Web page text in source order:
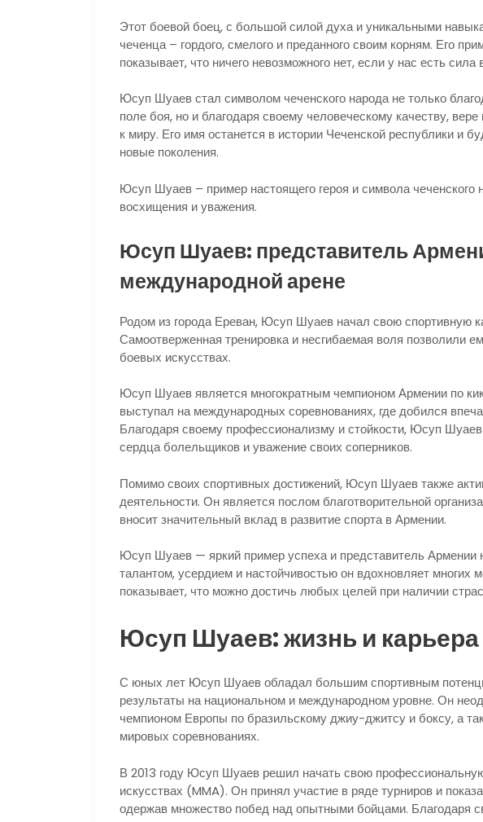
Этот боевой боец, с большой силой духа и уникальными
чеченца – гордого, смелого и преданного своим корням. Его
показывает, что ничего невозможного нет, если у нас есть сила
Юсуп Шуаев стал символом чеченского народа не только
поле боя, но и благодаря своему человеческому качеству,
к миру. Его имя останется в истории Чеченской республики и
новые поколения.
Юсуп Шуаев – пример настоящего героя и символа чеченского
восхищения и уважения.
Юсуп Шуаев: представитель
международной арене
Родом из города Ереван, Юсуп Шуаев начал свою спортивную
Самоотверженная тренировка и несгибаемая воля позволили
боевых искусствах.
Юсуп Шуаев является многократным чемпионом Армении по
выступал на международных соревнованиях, где добился
Благодаря своему профессионализму и стойкости, Юсуп
сердца болельщиков и уважение своих соперников.
Помимо своих спортивных достижений, Юсуп Шуаев также
деятельности. Он является послом благотворительной
вносит значительный вклад в развитие спорта в Армении.
Юсуп Шуаев — яркий пример успеха и представитель Армении
талантом, усердием и настойчивостью он вдохновляет многих
показывает, что можно достичь любых целей при наличии
Юсуп Шуаев: жизнь и карьера
С юных лет Юсуп Шуаев обладал большим спортивным
результаты на национальном и международном уровне. Он
чемпионом Европы по бразильскому джиу-джитсу и боксу, а
мировых соревнованиях.
В 2013 году Юсуп Шуаев решил начать свою
искусствах (MMA). Он принял участие в ряде турниров и
одержав множество побед над опытными бойцами. Благодаря